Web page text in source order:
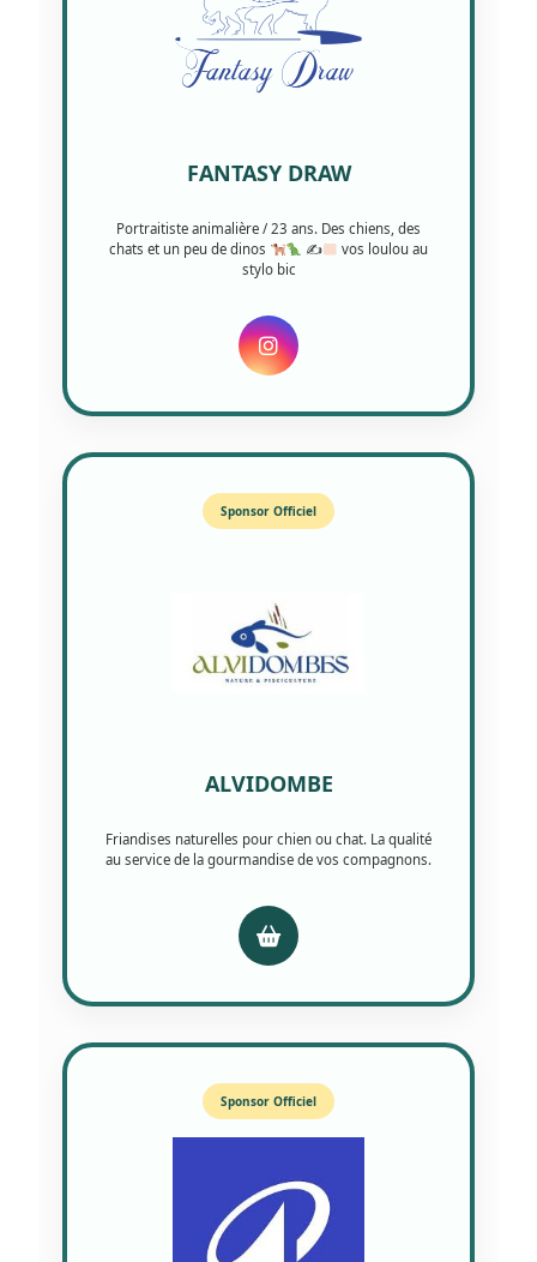
FANTASY DRAW
Portraitiste animalière / 23 ans. Des chiens, des
chats et un peu de dinos
✍
vos loulou au
stylo bic
Sponsor Officiel
ALVIDOMBE
Friandises naturelles pour chien ou chat. La qualité
au service de la gourmandise de vos compagnons.
Sponsor Officiel